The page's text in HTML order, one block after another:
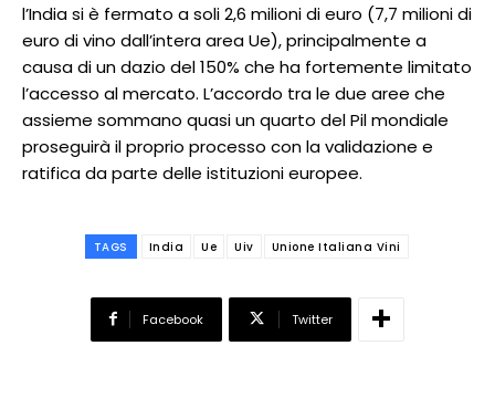
l’India si è fermato a soli 2,6 milioni di euro (7,7 milioni di
euro di vino dall’intera area Ue), principalmente a
causa di un dazio del 150% che ha fortemente limitato
l’accesso al mercato. L’accordo tra le due aree che
assieme sommano quasi un quarto del Pil mondiale
proseguirà il proprio processo con la validazione e
ratifica da parte delle istituzioni europee.
TAGS India Ue Uiv Unione Italiana Vini
Facebook Twitter